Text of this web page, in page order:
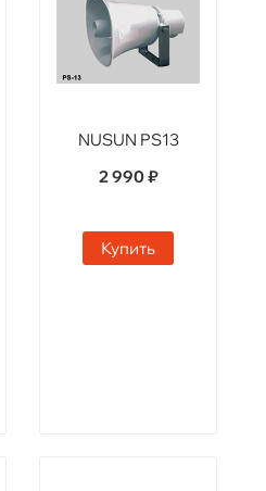
NUSUN PS13
2 990 ₽
Купить